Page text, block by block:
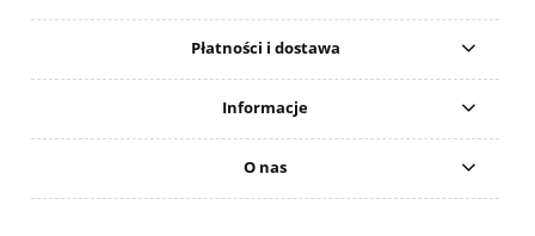
Płatności i dostawa
Informacje
O nas